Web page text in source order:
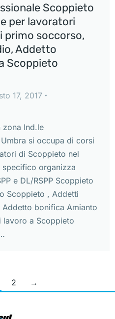
Scoppieto
per lavoratori
primo soccorso,
Addetto
Scoppieto
17, 2017
zona Ind.le
si occupa di corsi
di Scoppieto nel
specifico organizza
e DL/RSPP Scoppieto
Scoppieto , Addetti
bonifica Amianto
lavoro a Scoppieto
2 →